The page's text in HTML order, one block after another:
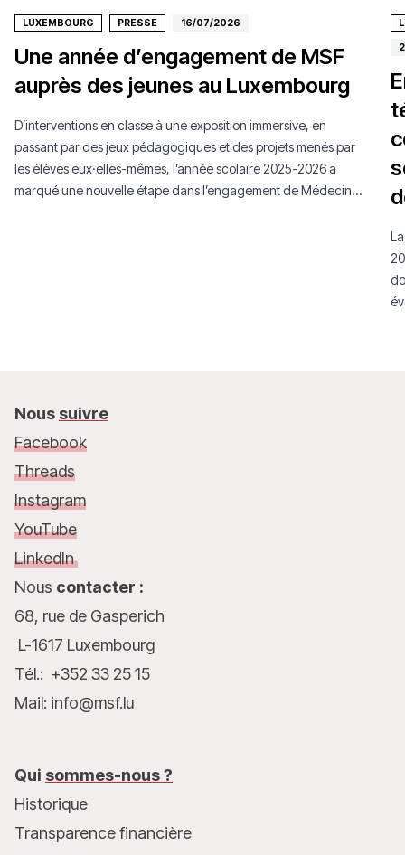
LUXEMBOURG PRESSE 16/07/2026
Une année d’engagement de MSF
auprès des jeunes au Luxembourg
D’interventions en classe à une exposition immersive, en
passant par des jeux pédagogiques et des projets menés par
les élèves eux·elles-mêmes, l’année scolaire 2025-2026 a
marqué une nouvelle étape dans l’engagement de Médecins
Nous suivre
Facebook
Threads
Instagram
YouTube
LinkedIn
Nous contacter :
68, rue de Gasperich
L-1617 Luxembourg
Tél.: +352 33 25 15
Mail: info@msf.lu
Qui sommes-nous ?
Historique
Transparence financière